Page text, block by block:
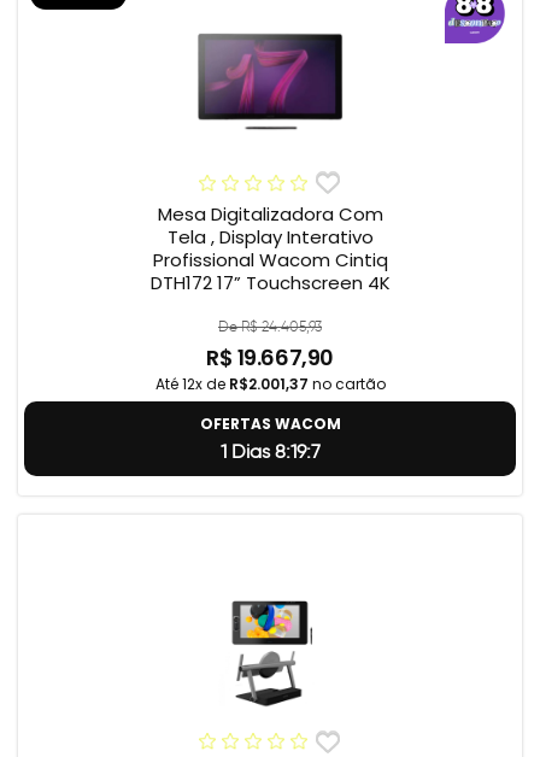
Mesa Digitalizadora Com
Tela , Display Interativo
Profissional Wacom Cintiq
DTH172 17” Touchscreen 4K
De R$ 24.405,93
R$ 19.667,90
Até 12x de R$2.001,37 no cartão
OFERTAS WACOM
1 Dias 8:19:6